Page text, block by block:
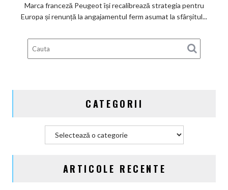
a
electric
până
modele
Marca franceză Peugeot își recalibrează strategia pentru
Europa și renunță la angajamentul ferm asumat la sfârșitul...
CATEGORII
ARTICOLE RECENTE